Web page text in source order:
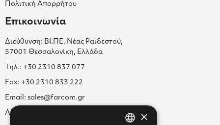
Πολιτική Απορρήτου
Επικοινωνία
Διεύθυνση: ΒΙ.ΠΕ. Νέας Ραιδεστού,
57001 Θεσσαλονίκη, Ελλάδα
Τηλ.: +30 2310 837 077
Fax: +30 2310 833 222
Email: sales@farcom.gr
ΑΡ.Γ.Ε.ΜΗ. 038365205000 ×